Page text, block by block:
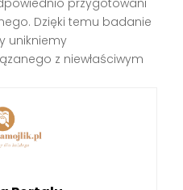
przygotowani
Dzięki temu badanie
unikniemy
z niewłaściwym